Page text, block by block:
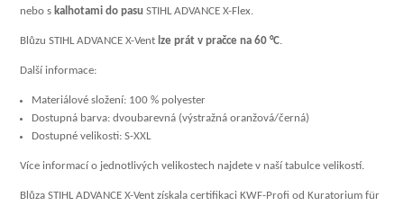
nebo s kalhotami do pasu STIHL ADVANCE X-Flex.
Blůzu STIHL ADVANCE X-Vent lze prát v pračce na 60 °C.
Další informace:
Materiálové složení: 100 % polyester
Dostupná barva: dvoubarevná (výstražná oranžová/černá)
Dostupné velikosti: S-XXL
Více informací o jednotlivých velikostech najdete v naší tabulce velikostí.
Blůza STIHL ADVANCE X-Vent získala certifikaci KWF-Profi od Kuratorium für